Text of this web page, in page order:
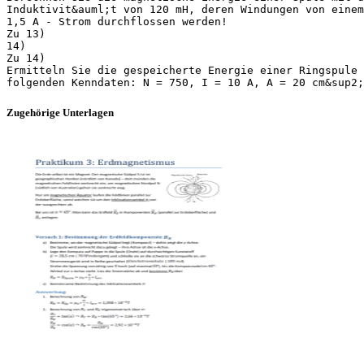
Induktivit&auml;t von 120 mH, deren Windungen von einem
1,5 A - Strom durchflossen werden!
Zu 13)
14)
Zu 14)
Ermitteln Sie die gespeicherte Energie einer Ringspule
Zugehörige Unterlagen